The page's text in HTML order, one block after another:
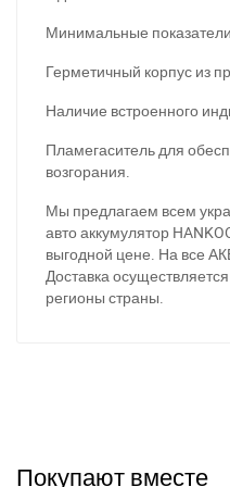
Минимальные
Герметичный корпус из
Наличие встроенного
Пламегаситель для
возгорания.
Мы предлагаем всем
авто аккумулятор
выгодной цене. На все
Доставка
регионы страны.
Покупают вместе
За відсутності звязку -
(093) 600-51-11